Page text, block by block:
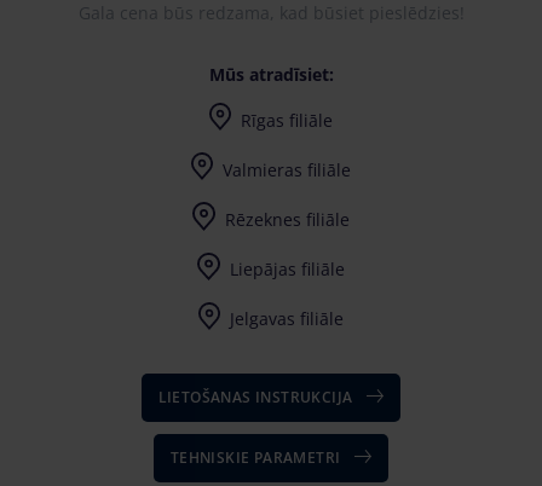
Gala cena būs redzama, kad būsiet pieslēdzies!
Mūs atradīsiet:
Rīgas filiāle
Valmieras filiāle
Rēzeknes filiāle
Liepājas filiāle
Jelgavas filiāle
LIETOŠANAS INSTRUKCIJA
TEHNISKIE PARAMETRI